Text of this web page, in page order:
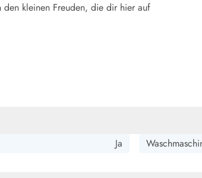
den kleinen Freuden, die dir hier auf
Ja